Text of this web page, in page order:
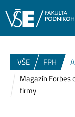
VŠE FPH
Magazín Forbes
firmy